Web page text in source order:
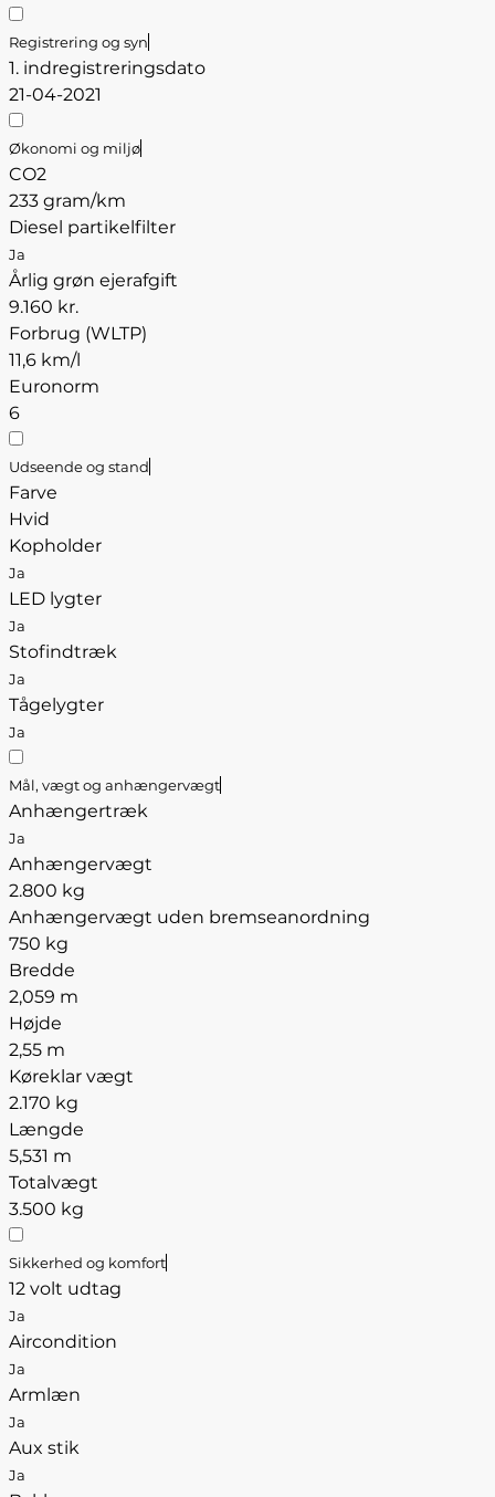
Registrering og syn
1. indregistreringsdato
21-04-2021
Økonomi og miljø
CO2
233 gram/km
Diesel partikelfilter
Ja
Årlig grøn ejerafgift
9.160 kr.
Forbrug (WLTP)
11,6 km/l
Euronorm
6
Udseende og stand
Farve
Hvid
Kopholder
Ja
LED lygter
Ja
Stofindtræk
Ja
Tågelygter
Ja
Mål, vægt og anhængervægt
Anhængertræk
Ja
Anhængervægt
2.800 kg
Anhængervægt uden bremseanordning
750 kg
Bredde
2,059 m
Højde
2,55 m
Køreklar vægt
2.170 kg
Længde
5,531 m
Totalvægt
3.500 kg
Sikkerhed og komfort
12 volt udtag
Ja
Aircondition
Ja
Armlæn
Ja
Aux stik
Ja